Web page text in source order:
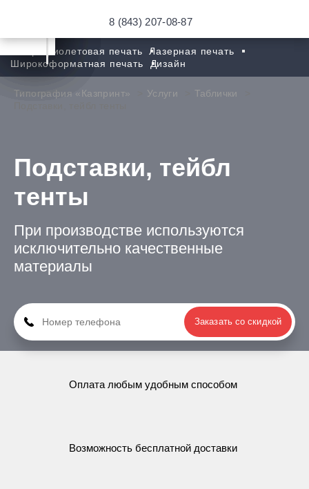
8 (843) 207-08-87
Ультрафиолетовая печать
Лазерная печать
Широкоформатная печать
Дизайн
Типография «Казпринт» Услуги
Таблички
Подставки, тейбл
тенты
При производстве используются
исключительно качественные
материалы
Заказать со скидкой
Оплата любым удобным способом
Возможность бесплатной доставки